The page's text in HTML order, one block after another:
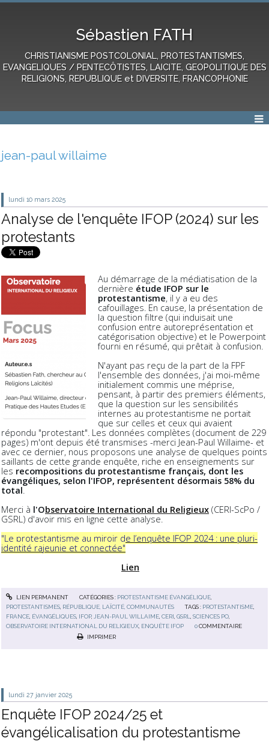
Sébastien FATH
CHRISTIANISME POSTCOLONIAL, PROTESTANTISMES,
EVANGELIQUES / PENTECÔTISTES, LAICITE, GEOPOLITIQUE DES
RELIGIONS, REPUBLIQUE et DIVERSITE, FRANCOPHONIE
jean-paul willaime
lundi 10 mars 2025
Analyse de l'enquête IFOP (2024) sur les
protestants
Au démarrage de la médiatisation de la
dernière étude IFOP sur le
protestantisme, il y a eu des
cafouillages. En cause, la présentation de
la question filtre (qui induisait une
confusion entre autoreprésentation et
catégorisation objective) et le Powerpoint
fourni en résumé, qui prêtait à confusion.
N'ayant pas reçu de la part de la FPF
l'ensemble des données, j'ai moi-même
initialement commis une méprise,
pensant, à partir des premiers éléments,
que la question sur les sensibilités
internes au protestantisme ne portait
que sur celles et ceux qui avaient
répondu "protestant". Les données complètes (document de 229
pages) m'ont depuis été transmises -merci Jean-Paul Willaime- et
avec ce dernier, nous proposons une analyse de quelques points
saillants de cette grande enquête, riche en enseignements sur
les recompositions du protestantisme français, dont les
évangéliques, selon l'IFOP, représentent désormais 58% du
total.
Merci à l'Observatoire International du Religieux (CERI-ScPo /
GSRL) d'avoir mis en ligne cette analyse.
"Le protestantisme au miroir de l’enquête IFOP 2024 : une pluri-
identité rajeunie et connectée"
Lien
LIEN PERMANENT CATÉGORIES : PROTESTANTISME ÉVANGÉLIQUE,
PROTESTANTISMES RÉPUBLIQUE, LAÏCITÉ, COMMUNAUTÉS TAGS : PROTESTANTISME
FRANCE ÉVANGÉLIQUES IFOP, JEAN-PAUL WILLAIME ,CERI ,GSRL ,SCIENCES PO
OBSERVATOIRE INTERNATIONAL DU RELIGIEUX ENQUÊTE IFOP 0 COMMENTAIRE
IMPRIMER
lundi 27 janvier 2025
Enquête IFOP 2024/25 et
évangélicalisation du protestantisme